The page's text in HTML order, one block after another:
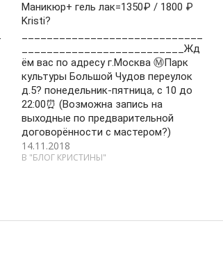
Маникюр+ гель лак=1350₽ / 1800 ₽
Kristi?
__________________________Жд
ём вас по адресу г.Москва Ⓜ️Парк
культуры Большой Чудов переулок
д.5? понедельник-пятница, с 10 до
22:00⏰ (Возможна запись на
выходные по предварительной
договорённости с мастером?)
14.11.2018
В "БЛОГ КРИСТИНЫ"